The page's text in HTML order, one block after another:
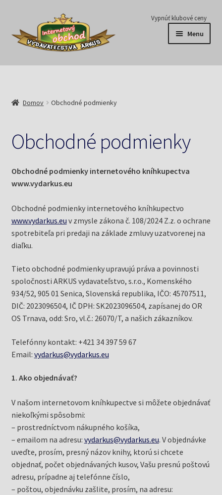
Preskočiť
navigáciu
Preskočiť
obsah
Vypnúť klubové ceny
Menu
Série
Predplatné
Pripravujeme
Knižný klub
Kontakt
Domov Obchodné podmienky
Obchodné podmienky
Obchodné podmienky internetového kníhkupectva
www.vydarkus.eu
Obchodné podmienky internetového kníhkupectvo
www.vydarkus.eu v zmysle zákona č. 108/2024 Z.z. o ochrane
spotrebiteľa pri predaji na základe zmluvy uzatvorenej na
diaľku.
Tieto obchodné podmienky upravujú práva a povinnosti
spoločnosti ARKUS vydavateľstvo, s.r.o., Komenského
934/52, 905 01 Senica, Slovenská republika, IČO: 45707511,
DIČ: 2023096504, IČ DPH: SK2023096504, zapísanej do OR
OS Trnava, odd: Sro, vl.č.: 26070/T, a našich zákazníkov.
Telefónny kontakt: +421 34 397 59 67
Email: vydarkus@vydarkus.eu
1. Ako objednávať?
V našom internetovom kníhkupectve si môžete objednávať
niekoľkými spôsobmi:
– prostredníctvom nákupného košíka,
– emailom na adresu: vydarkus@vydarkus.eu. V objednávke
uveďte, prosím, presný názov knihy, ktorú si chcete
objednať, počet objednávaných kusov, Vašu presnú poštovú
adresu, prípadne aj telefónne číslo,
– poštou, objednávku zašlite, prosím, na adresu: